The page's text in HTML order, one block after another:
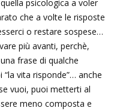
psicologica a voler
che a volte le risposte
o restare sospese…
più avanti, perchè,
frase di qualche
vita risponde”… anche
vuoi, puoi metterti al
meno composta e